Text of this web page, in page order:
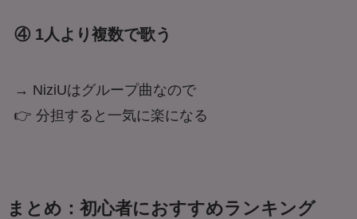
④ 1人より複数で歌う
→ NiziUはグループ曲なので
👉 分担すると一気に楽になる
まとめ：初心者におすすめランキング